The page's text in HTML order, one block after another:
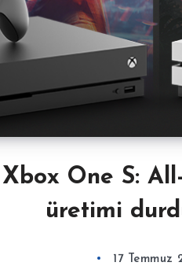
One S:
üretimi
17 Temmuz